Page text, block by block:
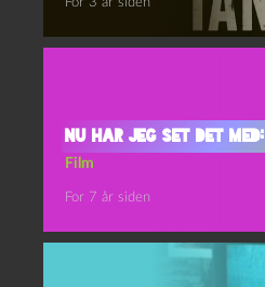
Nu har jeg set det med:
Film
For 7 år siden